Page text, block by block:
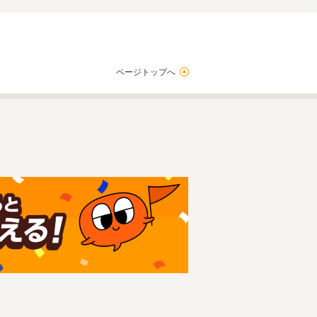
ページトップへ